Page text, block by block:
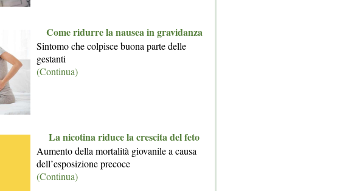
Come ridurre la nausea in gravidanza
Sintomo che colpisce buona parte delle
gestanti
(Continua)
La nicotina riduce la crescita del feto
Aumento della mortalità giovanile a causa
dell’esposizione precoce
(Continua)